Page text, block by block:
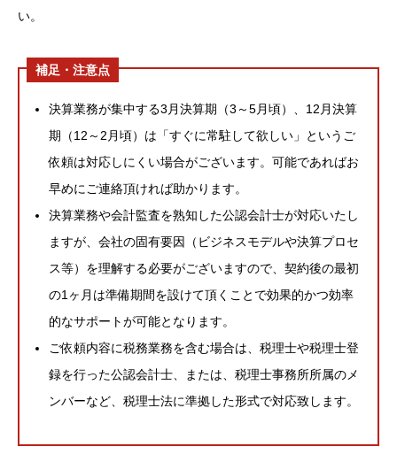
い。
補足・注意点
決算業務が集中する3月決算期（3～5月頃）、12月決算
期（12～2月頃）は「すぐに常駐して欲しい」というご
依頼は対応しにくい場合がございます。可能であればお
早めにご連絡頂ければ助かります。
決算業務や会計監査を熟知した公認会計士が対応いたし
ますが、会社の固有要因（ビジネスモデルや決算プロセ
ス等）を理解する必要がございますので、契約後の最初
の1ヶ月は準備期間を設けて頂くことで効果的かつ効率
的なサポートが可能となります。
ご依頼内容に税務業務を含む場合は、税理士や税理士登
録を行った公認会計士、または、税理士事務所所属のメ
ンバーなど、税理士法に準拠した形式で対応致します。